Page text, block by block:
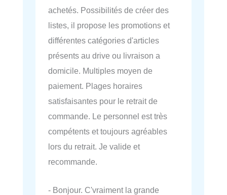
achetés. Possibilités de créer des
listes, il propose les promotions et
différentes catégories d'articles
présents au drive ou livraison a
domicile. Multiples moyen de
paiement. Plages horaires
satisfaisantes pour le retrait de
commande. Le personnel est très
compétents et toujours agréables
lors du retrait. Je valide et
recommande.
- Bonjour. C'vraiment la grande